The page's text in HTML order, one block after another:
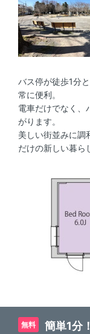
バス停が徒歩1分
常に便利。
電車だけでなく、
がります。
美しい街並みに調
だけの新しい暮ら
無料 簡単1分